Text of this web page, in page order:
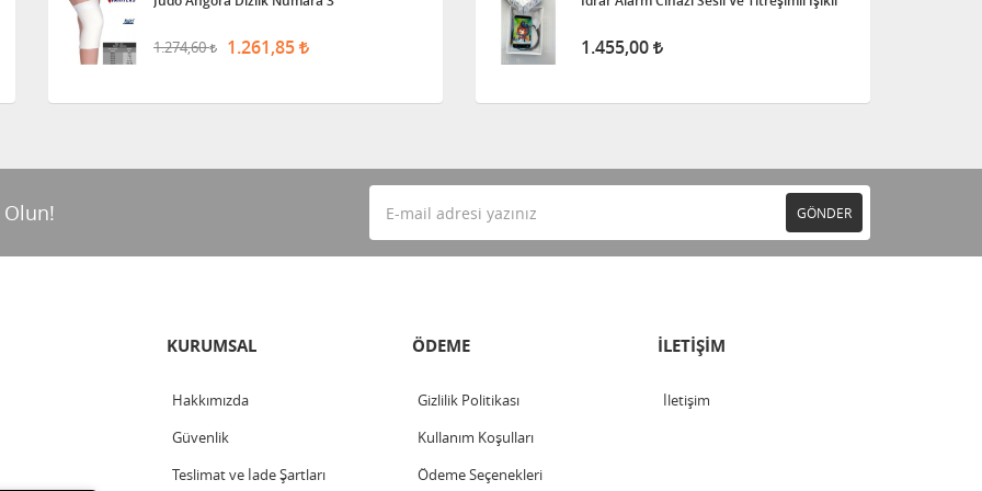
1.274,60 1.261,85 1.455,00
GÖNDER
KURUMSAL
Hakkımızda
Güvenlik
Teslimat ve İade Şartları
ÖDEME
Gizlilik Politikası
Kullanım Koşulları
Ödeme Seçenekleri
İLETİŞİM
İletişim